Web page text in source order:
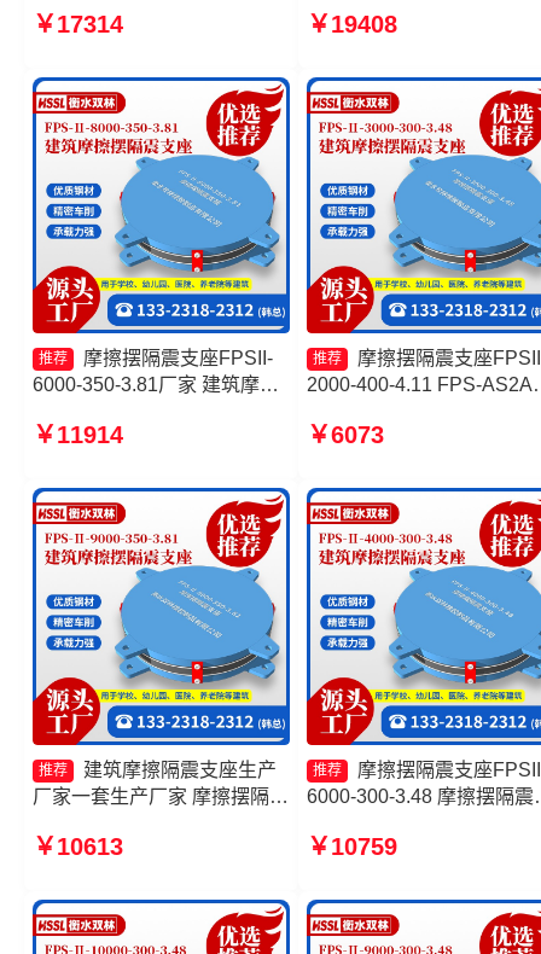
FPSII-8000-300-3.48厂家 摩
350-3.81
￥17314
震支座FPSII-9000-400-
￥19408
推荐
摩擦摆隔震支座FPSII-
6000-350-3.81厂家 建筑摩擦
摆隔震支座FPSII-1000-300-
5000-400-4.11源头工厂
￥11914
推荐
摩擦摆隔震支座
2000-400-4.11 FPS-AS2A
厂 摩擦摆隔震支座FPSII-
￥6073
推荐
建筑摩擦隔震支座生产
厂家一套生产厂家 摩擦摆隔震
家 建筑减隔震摩擦摆支座厂家
350-3.81源头工厂
￥10613
推荐
摩擦摆隔震支座
6000-300-3.48 摩擦摆隔震
减隔震摩擦摆支座厂家 摩
4.11厂家
￥10759